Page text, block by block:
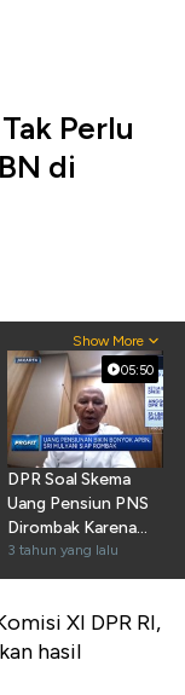
Perlu
di
Show More
05:50
DPR Soal Skema
Uang Pensiun PNS
Dirombak Karena
Bebani APBN
3 tahun yang lalu
XI DPR RI,
hasil